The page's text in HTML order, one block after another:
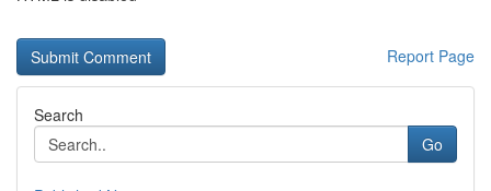
Report Page
Search
Go